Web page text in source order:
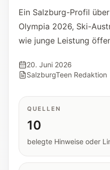
Kalender
Jugendrelevante Termine,
Interaktive Planer und
Orientierungshilfen.
Hilfe
Anlaufstellen.
Ein Salzburg-Profil
Olympia 2026, Ski-
wie junge Leistung
20. Juni 2026
SalzburgTeen Redaktion
QUELLEN
10
belegte Hinweise oder